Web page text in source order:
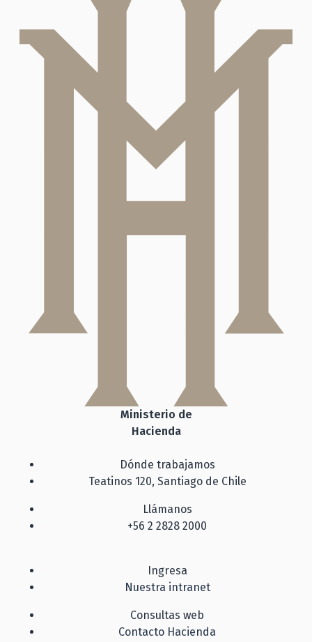
Ministerio de
Hacienda
Dónde trabajamos
Teatinos 120, Santiago de Chile
Llámanos
+56 2 2828 2000
Ingresa
Nuestra intranet
Consultas web
Contacto Hacienda